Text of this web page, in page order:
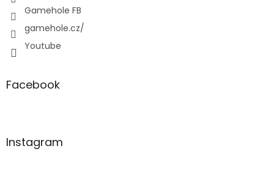
Gamehole FB
gamehole.cz/
Youtube
Facebook
Instagram